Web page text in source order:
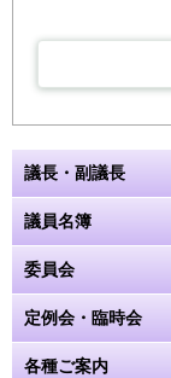
議長・副議長
議員名簿
委員会
定例会・臨時会
各種ご案内